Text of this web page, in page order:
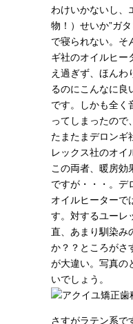
わけいかないし、
物！）せいか”ガ
で寝られない。そ
ギ社のオイルヒー
え過ぎず、ほんわ
るのにこんなに良
です。しかも全く
ってしまったので
たまたまデロンギ
レックス社のオイ
この両者、暖房効
ですが・・・。デ
オイルヒーターで
す。対するユーレ
直、あまり馴染み
か？？ところがさ
が大違い。写真の
いでしょう。
さすがラテン系で